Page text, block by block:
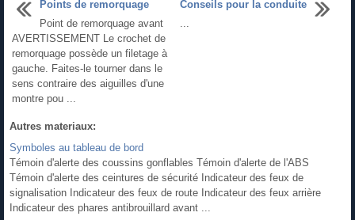
Points de remorquage
Point de remorquage avant
AVERTISSEMENT Le crochet de
remorquage possède un filetage à
gauche. Faites-le tourner dans le
sens contraire des aiguilles d'une
montre pou ...
Conseils pour la conduite
Autres materiaux:
Symboles au tableau de bord
Témoin d'alerte des coussins gonflables Témoin d'alerte de l'ABS
Témoin d'alerte des ceintures de sécurité Indicateur des feux de
signalisation Indicateur des feux de route Indicateur des feux arrière
Indicateur des phares antibrouillard avant ...